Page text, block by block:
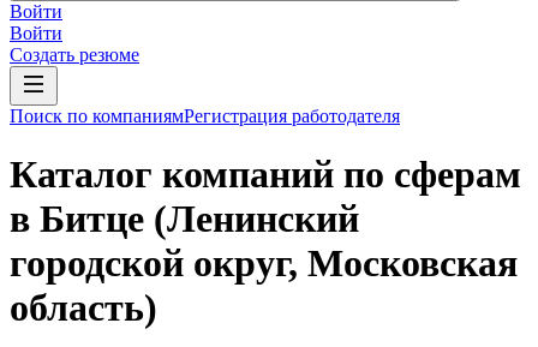
Войти
Войти
Создать резюме
Поиск по компаниямРегистрация работодателя
Каталог компаний по сферам
в Битце (Ленинский
городской округ, Московская
область)